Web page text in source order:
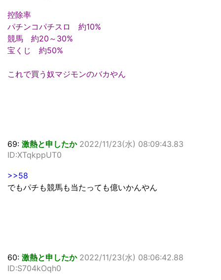
控除率
パチンコパチスロ 約10%
競馬 約20～30%
宝くじ 約50%
これで買う奴マジモンのバカやん
69: 激熱と申したか 2022/11/23(水) 08:09:43.83
ID:XTqkppUT0
>>58
でもパチも競馬も当たっても億いかんやん
60: 激熱と申したか 2022/11/23(水) 08:06:42.88
ID:S704kOqh0